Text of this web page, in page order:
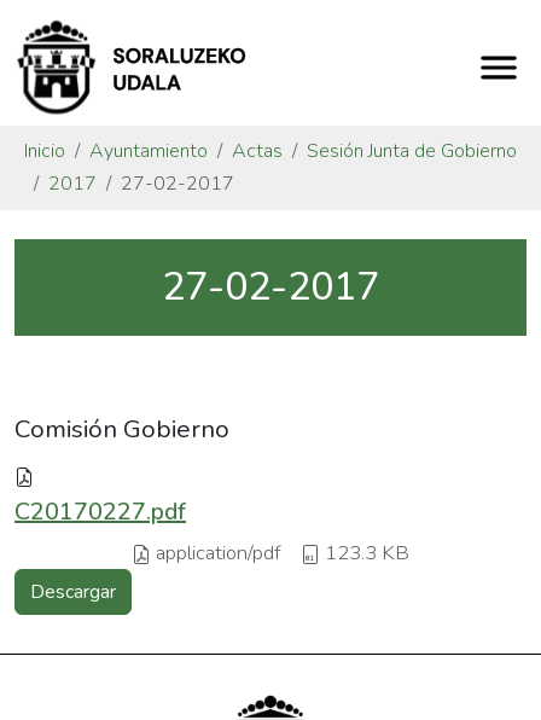
Inicio Ayuntamiento Actas
Sesión Junta de Gobierno
2017
27-02-2017
27-02-2017
Comisión Gobierno
C20170227.pdf
application/pdf 123.3 KB
Descargar